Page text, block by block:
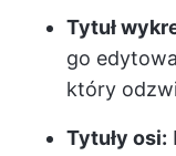
Tytuł
go
który
Tytuły osi: